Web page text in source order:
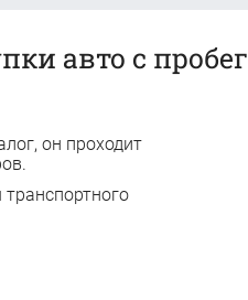
авто с
он проходит